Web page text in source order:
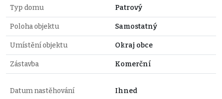
Typ domu Patrový
Poloha objektu Samostatný
Umístění objektu Okraj obce
Zástavba Komerční
Datum nastěhování Ihned